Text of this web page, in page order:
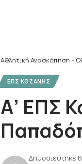
Αθλητική Ανασκόπηση -
ΕΠΣ ΚΟΖΆΝΗΣ
Α’ ΕΠΣ
Δημοσιεύτηκε